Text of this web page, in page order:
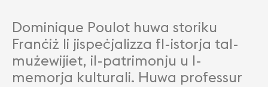
Dominique Poulot huwa storiku
Franċiż li jispeċjalizza fl-istorja tal-
mużewijiet, il-patrimonju u l-
memorja kulturali. Huwa professur